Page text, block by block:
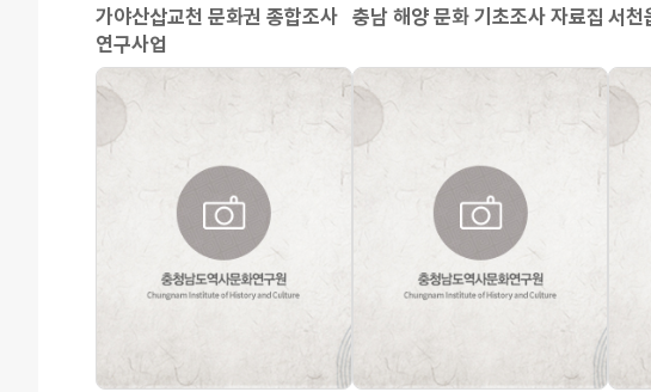
가야산삽교천 문화권 종합조사
연구사업
충남 해양 문화 기초조사 자료집 서천